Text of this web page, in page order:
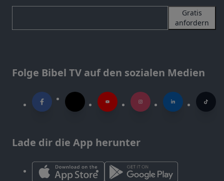
Gratis
anfordern
Folge Bibel TV auf den sozialen Medien
Lade dir die App herunter